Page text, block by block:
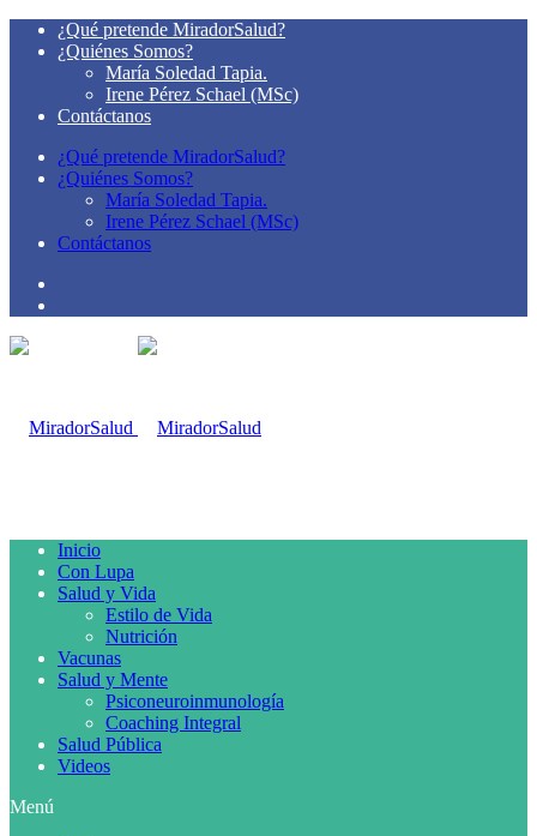
¿Qué pretende MiradorSalud?
¿Quiénes Somos?
María Soledad Tapia.
Irene Pérez Schael (MSc)
Contáctanos
¿Qué pretende MiradorSalud?
¿Quiénes Somos?
María Soledad Tapia.
Irene Pérez Schael (MSc)
Contáctanos
Inicio
Con Lupa
Salud y Vida
Estilo de Vida
Nutrición
Vacunas
Salud y Mente
Psiconeuroinmunología
Coaching Integral
Salud Pública
Videos
Menú